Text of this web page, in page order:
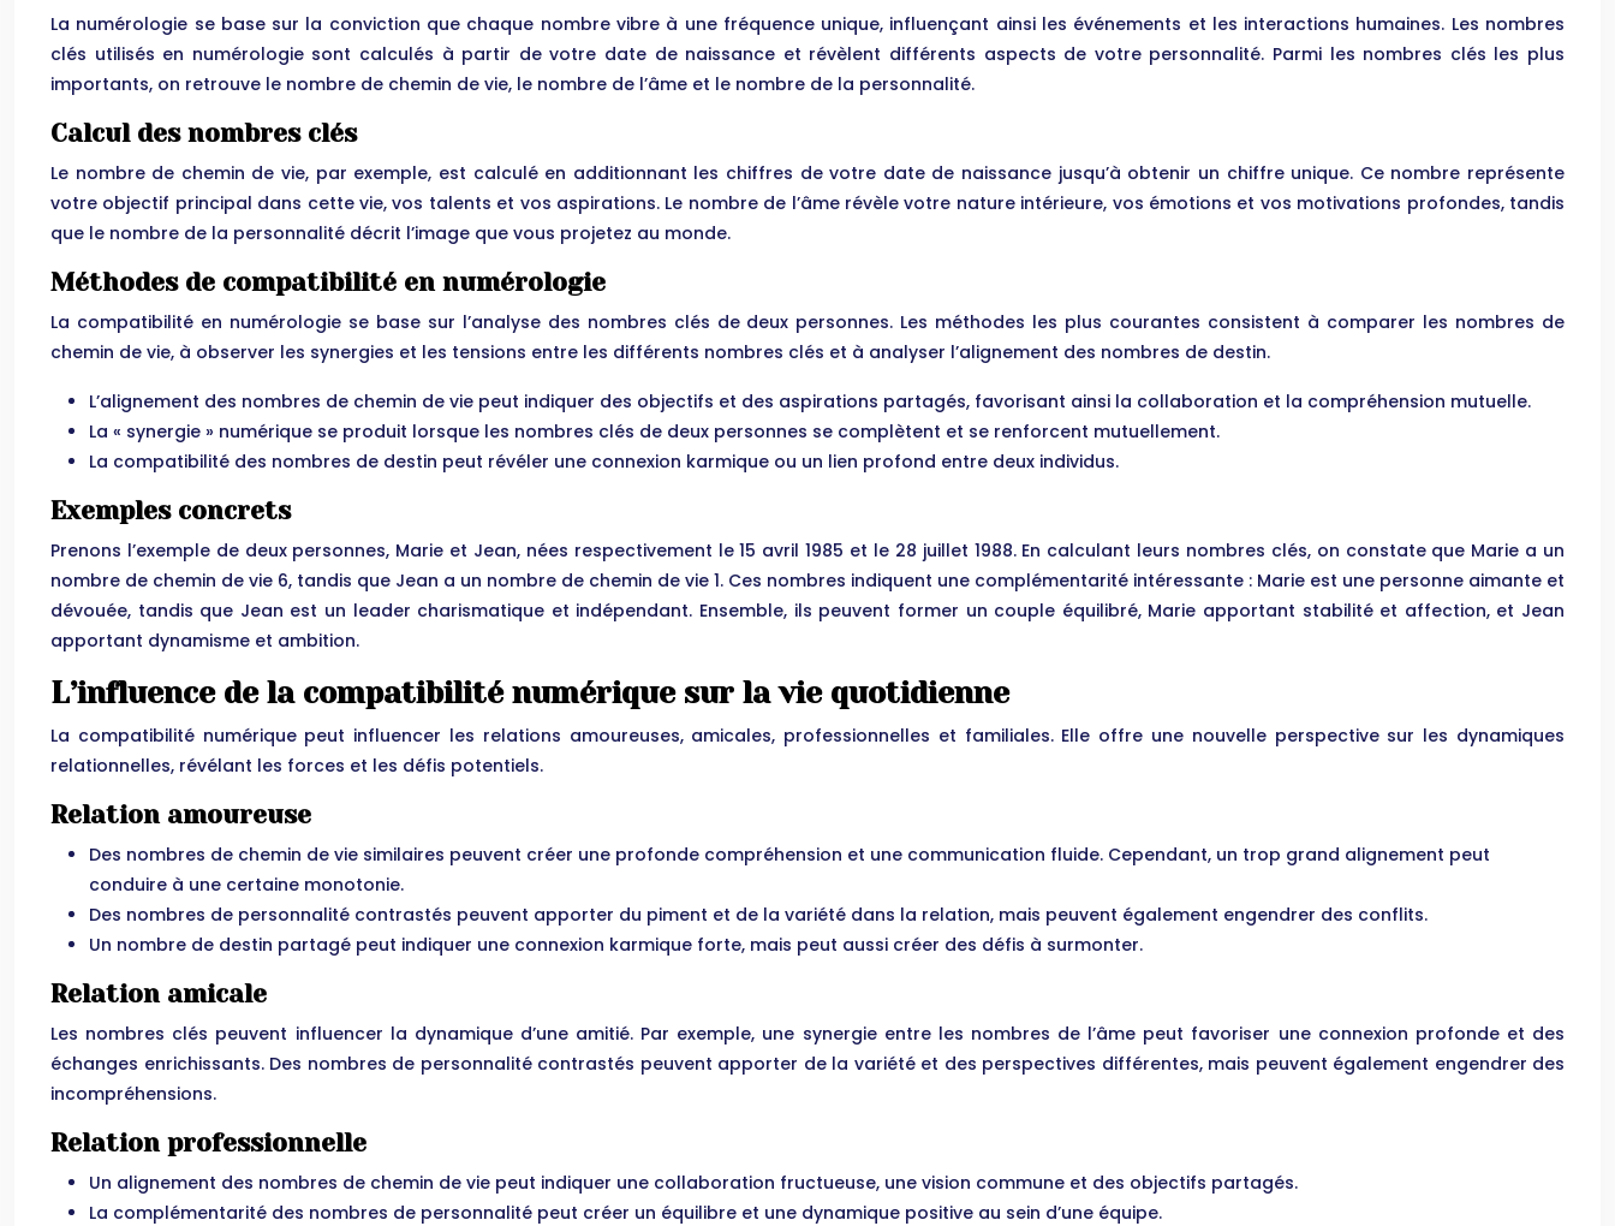
La numérologie se base sur la conviction que chaque nombre vibre à une fréquence unique, influençant ainsi les événements et les interactions humaines. Les nombres
clés utilisés en numérologie sont calculés à partir de votre date de naissance et révèlent différents aspects de votre personnalité. Parmi les nombres clés les plus
importants, on retrouve le nombre de chemin de vie, le nombre de l’âme et le nombre de la personnalité.
Calcul des nombres clés
Le nombre de chemin de vie, par exemple, est calculé en additionnant les chiffres de votre date de naissance jusqu’à obtenir un chiffre unique. Ce nombre représente
votre objectif principal dans cette vie, vos talents et vos aspirations. Le nombre de l’âme révèle votre nature intérieure, vos émotions et vos motivations profondes, tandis
que le nombre de la personnalité décrit l’image que vous projetez au monde.
Méthodes de compatibilité en numérologie
La compatibilité en numérologie se base sur l’analyse des nombres clés de deux personnes. Les méthodes les plus courantes consistent à comparer les nombres de
chemin de vie, à observer les synergies et les tensions entre les différents nombres clés et à analyser l’alignement des nombres de destin.
L’alignement des nombres de chemin de vie peut indiquer des objectifs et des aspirations partagés, favorisant ainsi la collaboration et la compréhension mutuelle.
La « synergie » numérique se produit lorsque les nombres clés de deux personnes se complètent et se renforcent mutuellement.
La compatibilité des nombres de destin peut révéler une connexion karmique ou un lien profond entre deux individus.
Exemples concrets
Prenons l’exemple de deux personnes, Marie et Jean, nées respectivement le 15 avril 1985 et le 28 juillet 1988. En calculant leurs nombres clés, on constate que Marie a un
nombre de chemin de vie 6, tandis que Jean a un nombre de chemin de vie 1. Ces nombres indiquent une complémentarité intéressante : Marie est une personne aimante et
dévouée, tandis que Jean est un leader charismatique et indépendant. Ensemble, ils peuvent former un couple équilibré, Marie apportant stabilité et affection, et Jean
apportant dynamisme et ambition.
L’influence de la compatibilité numérique sur la vie quotidienne
La compatibilité numérique peut influencer les relations amoureuses, amicales, professionnelles et familiales. Elle offre une nouvelle perspective sur les dynamiques
relationnelles, révélant les forces et les défis potentiels.
Relation amoureuse
Des nombres de chemin de vie similaires peuvent créer une profonde compréhension et une communication fluide. Cependant, un trop grand alignement peut
conduire à une certaine monotonie.
Des nombres de personnalité contrastés peuvent apporter du piment et de la variété dans la relation, mais peuvent également engendrer des conflits.
Un nombre de destin partagé peut indiquer une connexion karmique forte, mais peut aussi créer des défis à surmonter.
Relation amicale
Les nombres clés peuvent influencer la dynamique d’une amitié. Par exemple, une synergie entre les nombres de l’âme peut favoriser une connexion profonde et des
échanges enrichissants. Des nombres de personnalité contrastés peuvent apporter de la variété et des perspectives différentes, mais peuvent également engendrer des
incompréhensions.
Relation professionnelle
Un alignement des nombres de chemin de vie peut indiquer une collaboration fructueuse, une vision commune et des objectifs partagés.
La complémentarité des nombres de personnalité peut créer un équilibre et une dynamique positive au sein d’une équipe.